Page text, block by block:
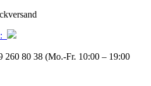
:
260 80 38 (Mo.-Fr. 10:00 – 19:00